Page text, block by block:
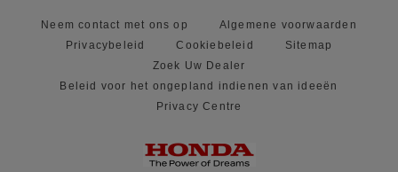
Neem contact met ons op
Algemene voorwaarden
Privacybeleid
Cookiebeleid
Sitemap
Zoek Uw Dealer
Beleid voor het ongepland indienen van ideeën
Privacy Centre